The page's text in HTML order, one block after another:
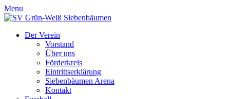
Menu
Der Verein
Vorstand
Über uns
Förderkreis
Eintrittserklärung
Siebenbäumen Arena
Kontakt